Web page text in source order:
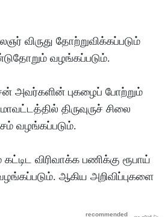
விருது தோற்றுவிக்கப்படும்
வழங்கப்படும்.
அவர்களின் புகழைப் போற்றும்
திருவுருச் சிலை
வழங்கப்படும்.
விரிவாக்க பணிக்கு ரூபாய்
ஆகிய அறிவிப்புகளை